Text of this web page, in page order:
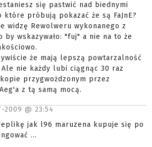
się pastwić nad biednymi
które próbują pokazać że są FaJnE?
widzę Rewolweru wykonanego z
by wskazywało: "fuj" a nie na to że
że mają lepszą powtarzalność
Ale nie każdy lubi ciągnąc 30 raz
przygwożdzonym przez
z tą samą mocą.
2009 @ 23:54
jak l96 maruzena kupuje się po
...